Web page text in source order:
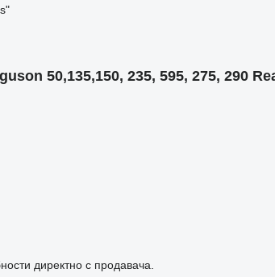
50,135,150, 235, 595, 275, 290
директно с продавача.